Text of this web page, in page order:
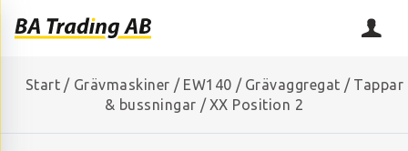
Start / Grävmaskiner / EW140 / Grävaggregat / Tappar
& bussningar / XX Position 2